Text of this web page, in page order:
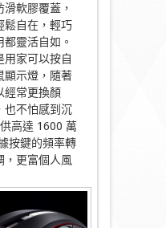
軟膠覆蓋，
鬆自在，輕巧
靈活自如。
用家可以按自
顯示燈，隨著
經常更換顏
也不怕感到沉
高達 1600 萬
按鍵的頻率轉
，更富個人風